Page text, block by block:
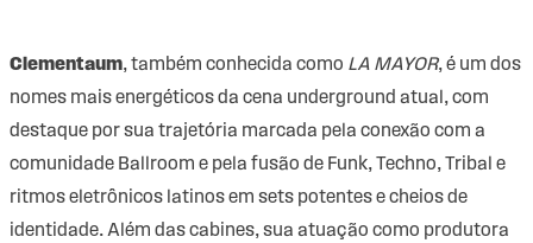
Clementaum, também conhecida como LA MAYOR, é um dos
nomes mais energéticos da cena underground atual, com
destaque por sua trajetória marcada pela conexão com a
comunidade Ballroom e pela fusão de Funk, Techno, Tribal e
ritmos eletrônicos latinos em sets potentes e cheios de
identidade. Além das cabines, sua atuação como produtora